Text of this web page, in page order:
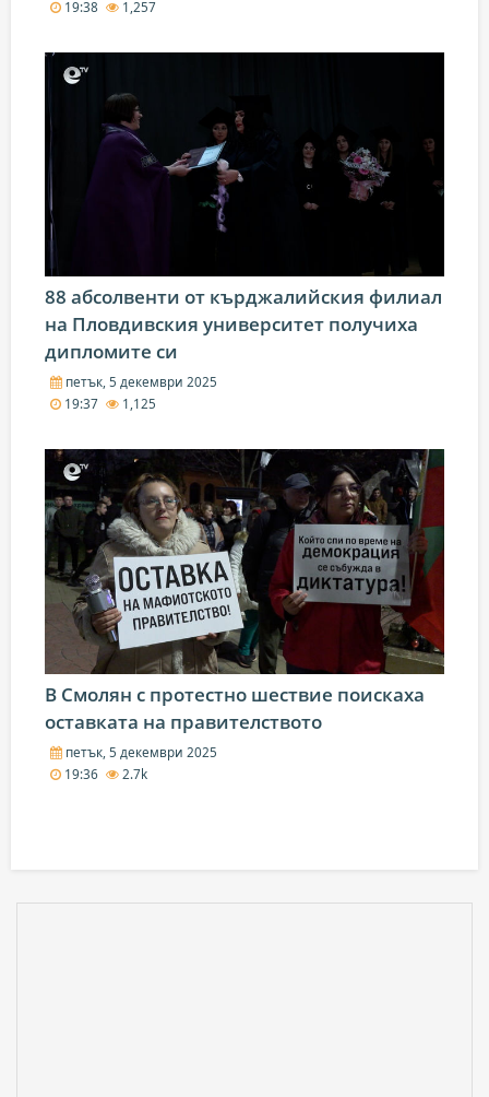
19:38 1,257
88 абсолвенти от кърджалийския филиал
на Пловдивския университет получиха
дипломите си
петък, 5 декември 2025
19:37
1,125
В Смолян с протестно шествие поискаха
оставката на правителството
петък, 5 декември 2025
19:36
2.7k